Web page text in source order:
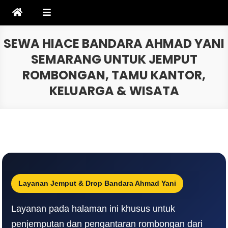
SEWA HIACE BANDARA AHMAD YANI
SEMARANG UNTUK JEMPUT
ROMBONGAN, TAMU KANTOR,
KELUARGA & WISATA
Layanan Jemput & Drop Bandara Ahmad Yani
Layanan pada halaman ini khusus untuk
penjemputan dan pengantaran rombongan dari